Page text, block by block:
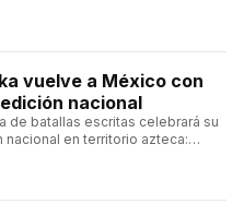
vuelve a México con
nacional
de batallas escritas celebrará su
nacional en territorio azteca: